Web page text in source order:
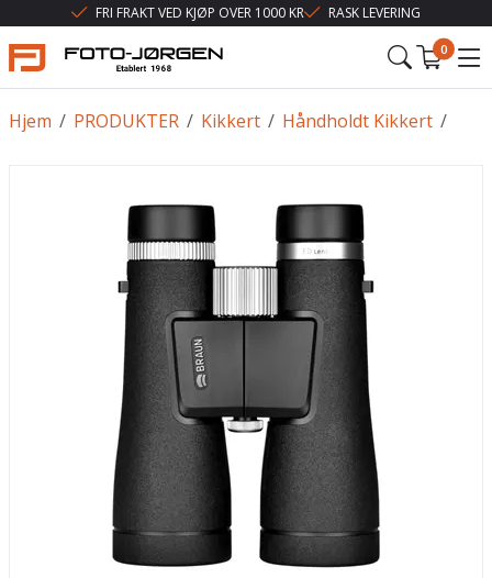
FRI FRAKT VED KJØP OVER 1000 KR RASK LEVERING
0
/
Hjem /
PRODUKTER /
Kikkert /
Håndholdt Kikkert